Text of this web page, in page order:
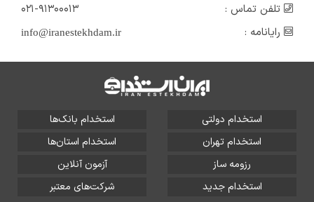
تلفن تماس :
۰۲۱-۹۱۳۰۰۰۱۳
رایانامه :
info@iranestekhdam.ir
استخدام دولتی
استخدام بانک‌ها
استخدام تهران
استخدام استان‌ها
رزومه ساز
آزمون آنلاین
استخدام جدید
شرکت‌های معتبر